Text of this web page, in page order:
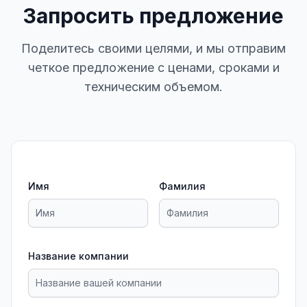
Запросить предложение
Поделитесь своими целями, и мы отправим
четкое предложение с ценами, сроками и
техническим объемом.
Имя Фамилия
Название компании